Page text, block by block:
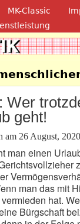
zum Inhalt
MK-Classic
Wer
geht!
am 26 August,
man einen
man das mit
hat.
Bürgschaft